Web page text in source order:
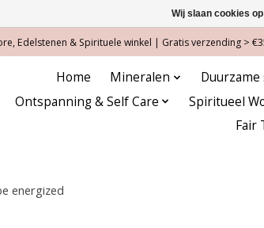
Edelstenen & Spirituele winkel | Gratis verzending >
Home Mineralen
Ontspanning & Self Care
Spiritueel
Fair
energized
Wij slaan cookies